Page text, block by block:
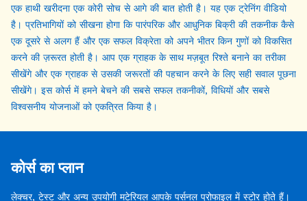
एक हाथी खरीदना एक कोरी सोच से आगे की बात होती है। यह एक ट्रेनिंग वीडियो
है। प्रतिभागियों को सीखना होगा कि पारंपरिक और आधुनिक बिक्री की तकनीक कैसे
एक दूसरे से अलग हैं और एक सफल विक्रेता को अपने भीतर किन गुणों को विकसित
करने की ज़रूरत होती है। आप एक ग्राहक के साथ मज़बूत रिश्ते बनाने का तरीका
सीखेंगे और एक ग्राहक से उसकी जरूरतों की पहचान करने के लिए सही सवाल पूछना
सीखेंगे। इस कोर्स में हमने बेचने की सबसे सफल तकनीकों, विधियों और सबसे
विश्वसनीय योजनाओं को एकत्रित किया है।
कोर्स का प्लान
लेक्चर, टेस्ट और अन्य उपयोगी मटेरियल आपके पर्सनल प्रोफाइल में स्टोर होते हैं।